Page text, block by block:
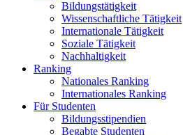
Bildungstätigkeit
Wissenschaftliche Tätigkeit
Internationale Tätigkeit
Soziale Tätigkeit
Nachhaltigkeit
Ranking
Nationales Ranking
Internationales Ranking
Für Studenten
Bildungsstipendien
Begabte Studenten